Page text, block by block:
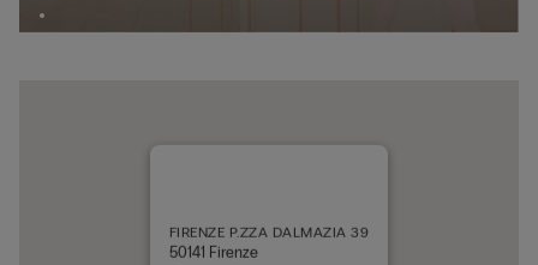
FIRENZE P.ZZA DALMAZIA 39
50141 Firenze